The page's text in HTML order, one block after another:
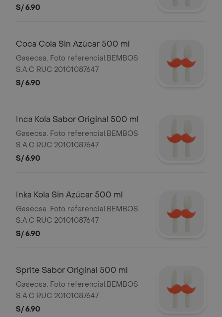
S/ 6.90
Coca Cola Sin Azúcar 500 ml
Gaseosa. Foto referencial.BEMBOS
S.A.C RUC 20101087647
S/ 6.90
Inca Kola Sabor Original 500 ml
Gaseosa. Foto referencial.BEMBOS
S.A.C RUC 20101087647
S/ 6.90
Inka Kola Sin Azúcar 500 ml
Gaseosa. Foto referencial.BEMBOS
S.A.C RUC 20101087647
S/ 6.90
Sprite Sabor Original 500 ml
Gaseosa. Foto referencial.BEMBOS
S.A.C RUC 20101087647
S/ 6.90